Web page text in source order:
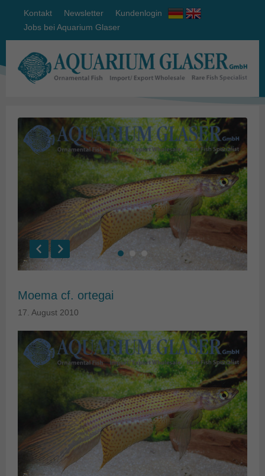
Kontakt Newsletter
Kundenlogin
Jobs bei Aquarium Glaser
Moema cf. ortegai
17. August 2010